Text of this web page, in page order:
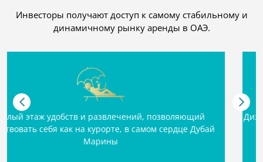
Инвесторы получают доступ к самому стабильному и
динамичному рынку аренды в ОАЭ.
Дубай
Дизайн разработан с учетом максимальной
предлагая еще больше полезного